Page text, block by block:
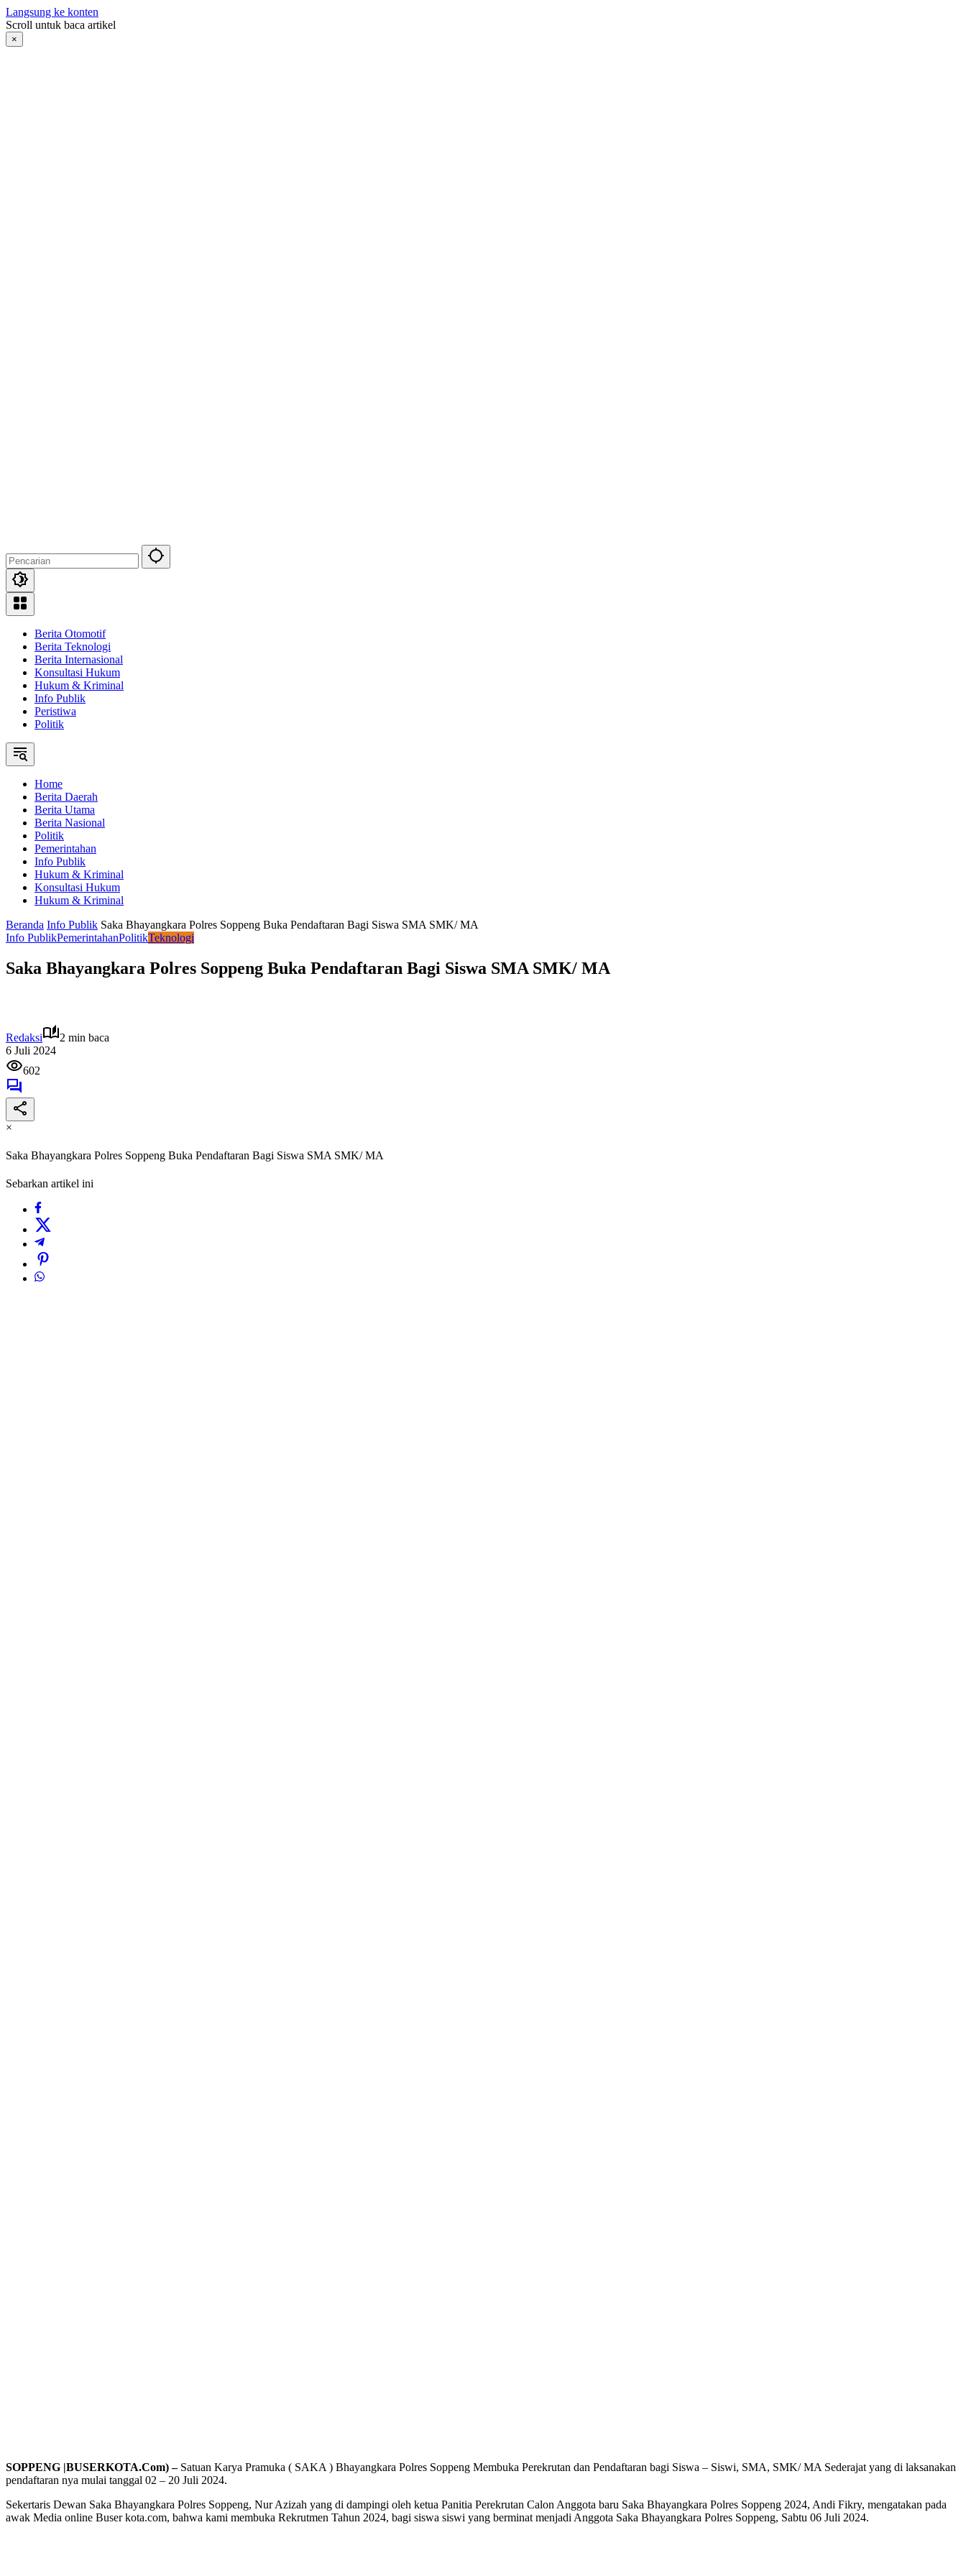
Langsung ke konten
Scroll untuk baca artikel
×
Berita Otomotif
Berita Teknologi
Berita Internasional
Konsultasi Hukum
Hukum & Kriminal
Info Publik
Peristiwa
Politik
Home
Berita Daerah
Berita Utama
Berita Nasional
Politik
Pemerintahan
Info Publik
Hukum & Kriminal
Konsultasi Hukum
Hukum & Kriminal
Beranda Info Publik Saka Bhayangkara Polres Soppeng Buka Pendaftaran Bagi Siswa SMA SMK/ MA
Info PublikPemerintahanPolitikTeknologi
Saka Bhayangkara Polres Soppeng Buka Pendaftaran Bagi Siswa SMA SMK/ MA
Redaksi
2 min baca
6 Juli 2024
602
×
Saka Bhayangkara Polres Soppeng Buka Pendaftaran Bagi Siswa SMA SMK/ MA
Sebarkan artikel ini
SOPPENG |BUSERKOTA.Com) –Satuan Karya Pramuka ( SAKA ) Bhayangkara Polres Soppeng Membuka Perekrutan dan Pendaftaran bagi Siswa – Siswi, SMA, SMK/ MA Sederajat yang di laksanakan
pendaftaran nya mulai tanggal 02 – 20 Juli 2024.
Sekertaris Dewan Saka Bhayangkara Polres Soppeng, Nur Azizah yang di dampingi oleh ketua Panitia Perekrutan Calon Anggota baru Saka Bhayangkara Polres Soppeng 2024, Andi Fikry, mengatakan pada
awak Media online Buser kota.com, bahwa kami membuka Rekrutmen Tahun 2024, bagi siswa siswi yang berminat menjadi Anggota Saka Bhayangkara Polres Soppeng, Sabtu 06 Juli 2024.